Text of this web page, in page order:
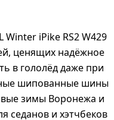
iPike RS2 W429
ценящих надёжное
в гололёд даже при
шипованные шины
зимы Воронежа и
седанов и хэтчбеков